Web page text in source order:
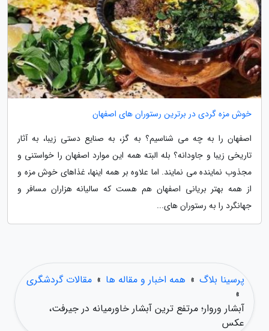
خوش مزه گردی در برترین رستوران های اصفهان
اصفهان را به چه می شناسیم؟ به گز، به صنایع دستی زیبا، به آثار
تاریخی زیبا و جاودانه؟ بله البته همه این موارد اصفهان را خواستنی و
مجذوب نماینده می نمایند. اما علاوه بر همه اینها، غذاهای خوش مزه و
از همه بهتر بریانی اصفهان هم هست که سالیانه هزاران مسافر و
جهانگرد را به رستوران های...
پرسینا بلاگ » همه اخبار و مقاله ها » مقالات گردشگری
»
آبشار وروار؛ مرتفع ترین آبشار خاورمیانه در جیرفت،
عکس